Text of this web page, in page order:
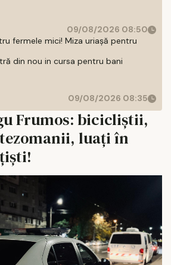
09/08/2026 08:50
fermele mici! Miza uriașă pentru
din nou in cursa pentru bani
09/08/2026 08:35
Frumos: bicicliștii,
luați în